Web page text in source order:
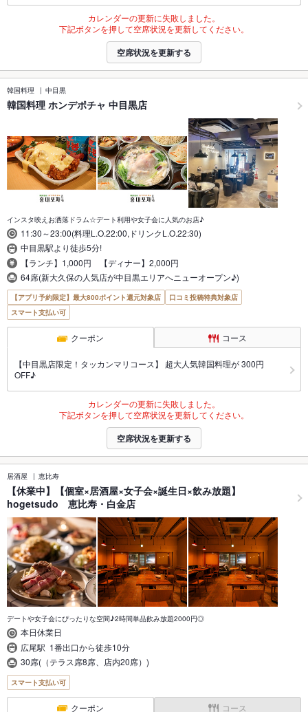
カレンダーの更新に失敗しました。
下記ボタンを押して空席状況を更新してください。
空席状況を更新する
韓国料理 中目黒
韓国料理 ホンデポチャ 中目黒店
インスタ映えお洒落ドラム☆デート利用や女子会に人気のお店♪
11:30～23:00(料理L.O.22:00,ドリンクL.O.22:30)
中目黒駅より徒歩5分!
【ランチ】1,000円 【ディナー】2,000円
64席(新大久保の人気店が中目黒エリアへニューオープン♪)
【アプリ予約限定】最大800ポイント還元対象店
口コミ投稿特典対象店
スマート支払い可
クーポン コース
【中目黒店限定！タッカンマリコース】 超大人気韓国料理が 300円
OFF♪
カレンダーの更新に失敗しました。
下記ボタンを押して空席状況を更新してください。
空席状況を更新する
居酒屋 恵比寿
【休業中】【個室×居酒屋×女子会×誕生日×飲み放題】
hogetsudo 恵比寿・白金店
デートや女子会にぴったりな空間♪2時間単品飲み放題2000円◎
本日休業日
広尾駅 1番出口から徒歩10分
30席(（テラス席8席、店内20席）)
スマート支払い可
クーポン コース